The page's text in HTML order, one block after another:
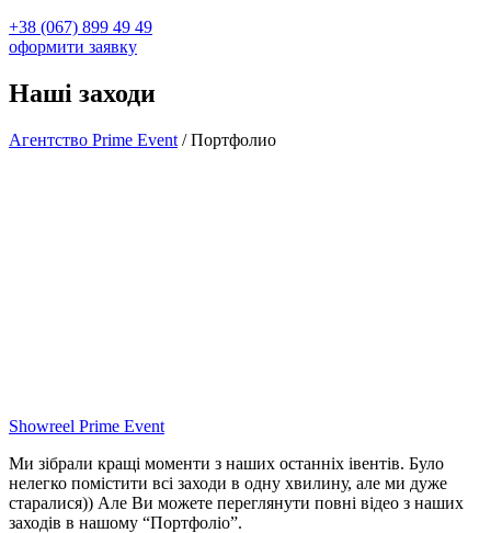
+38 (067) 899 49 49
оформити заявку
Наші заходи
Агентство Prime Event /Портфолио
Showreel Prime Event
Ми зібрали кращі моменти з наших останніх івентів. Було
нелегко помістити всі заходи в одну хвилину, але ми дуже
старалися)) Але Ви можете переглянути повні відео з наших
заходів в нашому “Портфоліо”.